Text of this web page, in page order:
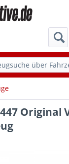
über
Original